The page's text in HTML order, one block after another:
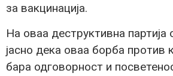
за вакцинација.
На оваа деструктивна партија
јасно дека оваа борба против
бара одговорност и